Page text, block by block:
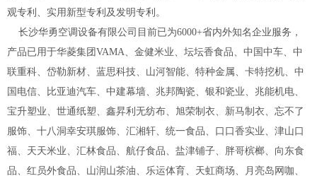
观专利、实用新型专利及发明专利。
长沙华勇空调设备有限公司目前已为6000+省内外知名企业服务，
产品已用于华菱集团VAMA、金健米业、坛坛香食品、中国中车、中
联重科、岱勒新材、蓝思科技、山河智能、特种金属、卡特挖机、中
国电信、比亚迪汽车、中建幕墙、兆邦陶瓷、银和瓷业、兆能机电、
宝升塑业、世通纸塑、鑫昇利无纺布、旭荣制衣、新马制衣、忘不了
服饰、十八洞幸安琪服饰、汇湘轩、统一食品、口口香实业、津山口
福、天天米业、汇林食品、航仔食品、盐津铺子、胖哥槟榔、向东食
品、红员外食品、山润山茶油、乐运体育、天虹商场、月亮岛网咖、